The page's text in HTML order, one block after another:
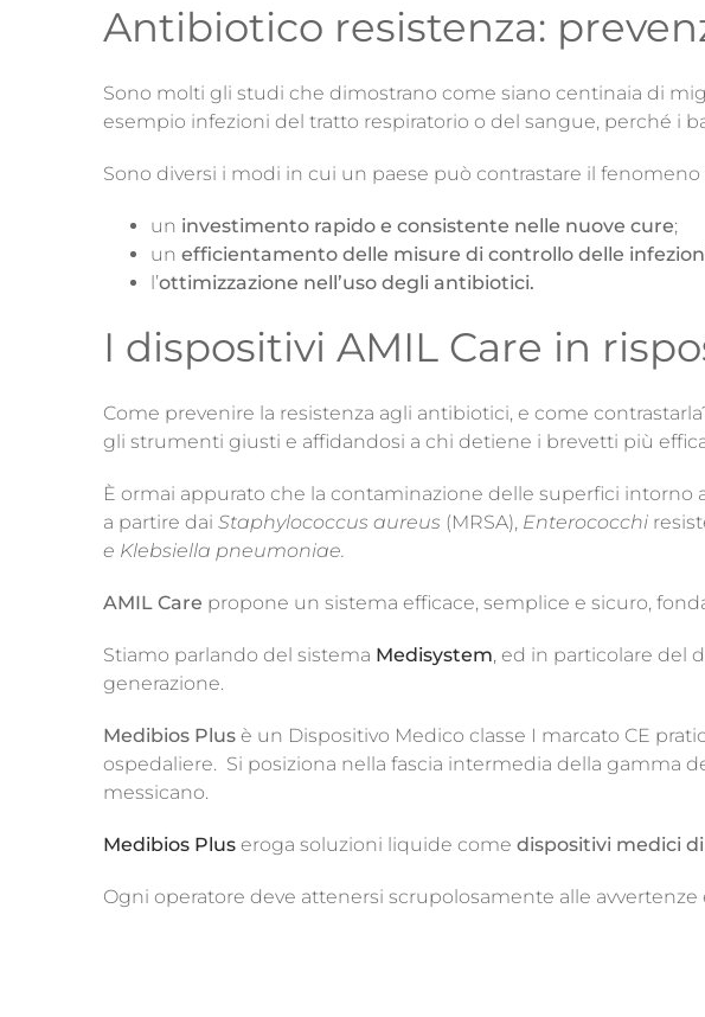
Antibiotico resistenza:
Sono molti gli studi che dimostrano come siano centinaia di
esempio infezioni del tratto respiratorio o del sangue, perché i
Sono diversi i modi in cui un paese può contrastare il fenomeno
un investimento rapido e consistente nelle nuove cure;
un efficientamento delle misure di controllo delle
l’ottimizzazione nell’uso degli antibiotici.
I dispositivi AMIL Care in
Come prevenire la resistenza agli antibiotici, e come
gli strumenti giusti e affidandosi a chi detiene i brevetti più
È ormai appurato che la contaminazione delle superfici
a partire dai Staphylococcus aureus (MRSA), Enterococchi
e Klebsiella pneumoniae.
AMIL Care propone un sistema efficace, semplice e sicuro,
Stiamo parlando del sistema Medisystem, ed in particolare del
generazione.
Medibios Plus è un Dispositivo Medico classe I marcato CE
ospedaliere. Si posiziona nella fascia intermedia della gamma
messicano.
Medibios Plus eroga soluzioni liquide come dispositivi medici di
Ogni operatore deve attenersi scrupolosamente alle